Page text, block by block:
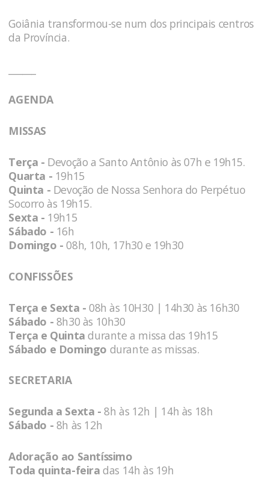
Goiânia transformou-se num dos principais centros
da Província.
AGENDA
MISSAS
Terça - Devoção a Santo Antônio às 07h e 19h15.
Quarta - 19h15
Quinta - Devoção de Nossa Senhora do Perpétuo
Socorro às 19h15.
Sexta - 19h15
Sábado - 16h
Domingo -08h, 10h, 17h30 e 19h30
CONFISSÕES
Terça e Sexta - 08h às 10H30 | 14h30 às 16h30
Sábado - 8h30 às 10h30
Terça e Quintadurante a missa das 19h15
Sábado e Domingo durante as missas.
SECRETARIA
Segunda a Sexta -8h às 12h | 14h às 18h
Sábado - 8h às 12h
Adoração ao Santíssimo
Toda quinta-feira das 14h às 19h